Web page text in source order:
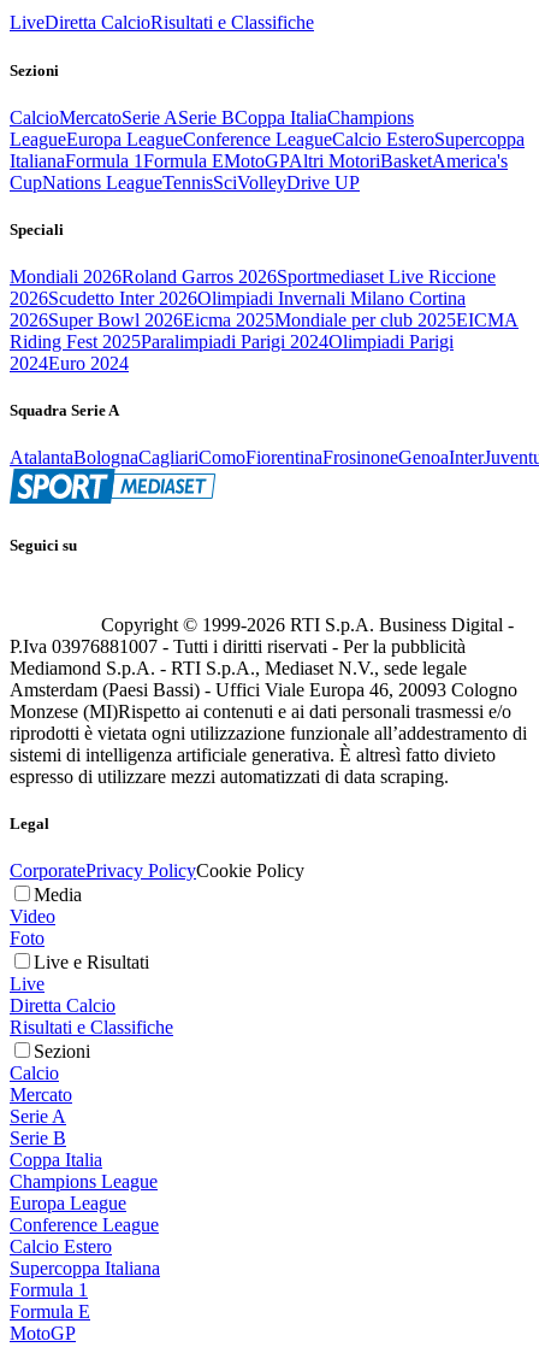
LiveDiretta CalcioRisultati e Classifiche
Sezioni
CalcioMercatoSerie ASerie BCoppa ItaliaChampions
LeagueEuropa LeagueConference LeagueCalcio EsteroSupercoppa
ItalianaFormula 1Formula EMotoGPAltri MotoriBasketAmerica's
CupNations LeagueTennisSciVolleyDrive UP
Speciali
Mondiali 2026Roland Garros 2026Sportmediaset Live Riccione
2026Scudetto Inter 2026Olimpiadi Invernali Milano Cortina
2026Super Bowl 2026Eicma 2025Mondiale per club 2025EICMA
Riding Fest 2025Paralimpiadi Parigi 2024Olimpiadi Parigi
2024Euro 2024
Squadra Serie A
AtalantaBolognaCagliariComoFiorentinaFrosinoneGenoaInter
Seguici su
Copyright © 1999-2026 RTI S.p.A. Business Digital -
P.Iva 03976881007 - Tutti i diritti riservati - Per la pubblicità
Mediamond S.p.A. - RTI S.p.A., Mediaset N.V., sede legale
Amsterdam (Paesi Bassi) - Uffici Viale Europa 46, 20093 Cologno
Monzese (MI)Rispetto ai contenuti e ai dati personali trasmessi e/o
riprodotti è vietata ogni utilizzazione funzionale all’addestramento di
sistemi di intelligenza artificiale generativa. È altresì fatto divieto
espresso di utilizzare mezzi automatizzati di data scraping.
Legal
CorporatePrivacy PolicyCookie Policy
Media
Video
Foto
Live e Risultati
Live
Diretta Calcio
Risultati e Classifiche
Sezioni
Calcio
Mercato
Serie A
Serie B
Coppa Italia
Champions League
Europa League
Conference League
Calcio Estero
Supercoppa Italiana
Formula 1
Formula E
MotoGP